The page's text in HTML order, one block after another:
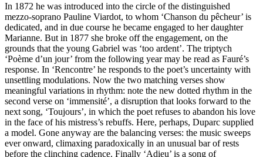
In 1872 he was introduced into the circle of the distinguished
mezzo-soprano Pauline Viardot, to whom ‘Chanson du pêcheur’ is
dedicated, and in due course he became engaged to her daughter
Marianne. But in 1877 she broke off the engagement, on the
grounds that the young Gabriel was ‘too ardent’. The triptych
‘Poème d’un jour’ from the following year may be read as Fauré’s
response. In ‘Rencontre’ he responds to the poet’s uncertainty with
unsettling modulations. Now the two matching verses show
meaningful variations in rhythm: note the new dotted rhythm in the
second verse on ‘immensité’, a disruption that looks forward to the
next song, ‘Toujours’, in which the poet refuses to abandon his love
in the face of his mistress’s rebuffs. Here, perhaps, Duparc supplied
a model. Gone anyway are the balancing verses: the music sweeps
ever onward, climaxing paradoxically in an unusual bar of rests
before the clinching cadence. Finally ‘Adieu’ is a song of